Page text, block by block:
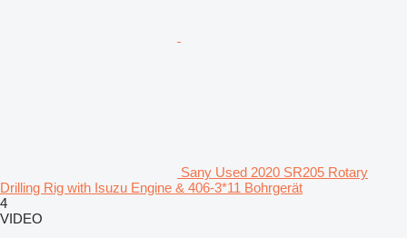
Sany Used 2020 SR205 Rotary
Drilling Rig with Isuzu Engine & 406-3*11 Bohrgerät
4
VIDEO